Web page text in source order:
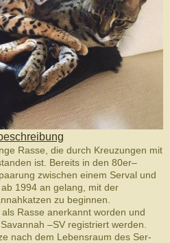
Rasse, die durch Kreuzun­gen mit
ist. Bere­its in den 80er–
zwis­chen einem Ser­val und
1994 an gelang, mit der
zu beginnen.
Rasse anerkannt wor­den und
–SV reg­istri­ert werden.
nach dem Leben­sraum des Ser­